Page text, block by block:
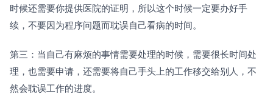
时候还需要你提供医院的证明，所以这个时候一定要办好手
续，不要因为程序问题而耽误自己看病的时间。
第三：当自己有麻烦的事情需要处理的时候，需要很长时间处
理，也需要申请，还需要将自己手头上的工作移交给别人，不
然会耽误工作的进度。